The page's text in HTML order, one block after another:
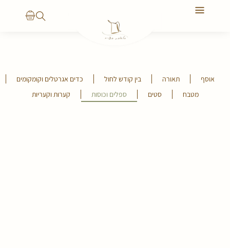
אוסף תאורה בין קודש לחול
כדים אגרטלים וקומקומים
מטבח
סטים ספלים וכוסות קערות וקעריות